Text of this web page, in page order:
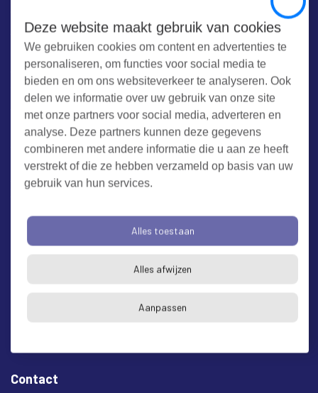
Close
Deze website maakt gebruik van cookies
We gebruiken cookies om content en advertenties te
personaliseren, om functies voor social media te
bieden en om ons websiteverkeer te analyseren. Ook
delen we informatie over uw gebruik van onze site
met onze partners voor social media, adverteren en
analyse. Deze partners kunnen deze gegevens
combineren met andere informatie die u aan ze heeft
verstrekt of die ze hebben verzameld op basis van uw
gebruik van hun services.
Alles toestaan
Alles afwijzen
Aanpassen
Contact
Werken bij RUD Zeeland
Milieuklacht melden
Algemene voorwaarden
Toegankelijkheid
Bezoekadres en postadres
* op afspraak
RUD Zeeland
Buitenruststraat 6
Contact